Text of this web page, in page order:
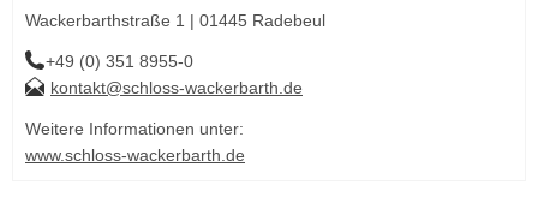
Wackerbarthstraße 1 | 01445 Radebeul
+49 (0) 351 8955-0
kontakt@schloss-wackerbarth.de
Weitere Informationen unter:
www.schloss-wackerbarth.de